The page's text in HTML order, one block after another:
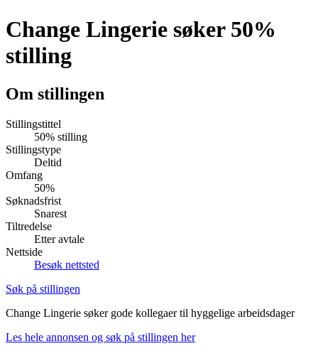
Helse
Aktiviteter
Tilbud
Søk
Åpningstider
Praktisk informasjon
Ledige stillinger
Magasin
Butikker
Change Lingerie søker 50%
stilling
Om stillingen
Stillingstittel
50% stilling
Stillingstype
Deltid
Omfang
50%
Søknadsfrist
Snarest
Tiltredelse
Etter avtale
Nettside
Besøk nettsted
Søk på stillingen
Change Lingerie søker gode kollegaer til hyggelige arbeidsdager
Les hele annonsen og søk på stillingen her